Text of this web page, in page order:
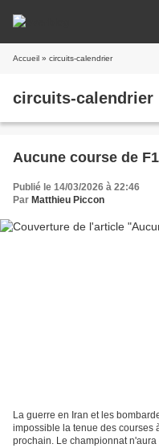
Accueil » circuits-calendrier
circuits-calendrier
Aucune course de
Publié le 14/03/2026 à 22:46
Par Matthieu Piccon
La guerre en Iran et les
impossible la tenue des courses
prochain. Le championnat